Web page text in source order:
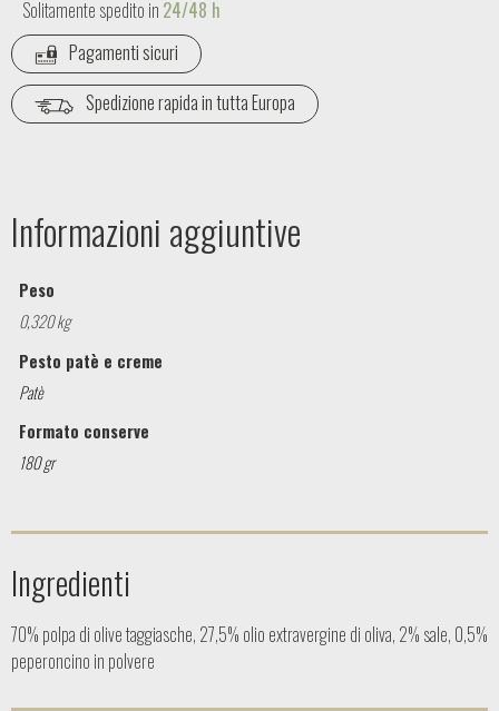
Solitamente spedito in 24/48 h
Pagamenti sicuri
Spedizione rapida in tutta Europa
Informazioni aggiuntive
Peso
0,320 kg
Pesto patè e creme
Patè
Formato conserve
180 gr
Ingredienti
70% polpa di olive taggiasche, 27,5% olio extravergine di oliva, 2% sale, 0,5%
peperoncino in polvere